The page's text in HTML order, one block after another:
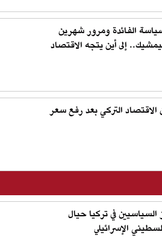
الفائدة ومرور شهرين
إلى أين يتجه الاقتصاد
التركي بعد رفع سعر
في تركيا حيال
الإسرائيلي